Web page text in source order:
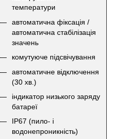
температури
автоматична фіксація /
автоматична стабілізація
значень
комутуюче підсвічування
автоматичне відключення
(30 хв.)
індикатор низького заряду
батареї
IP67 (пило- і
водонепроникність)